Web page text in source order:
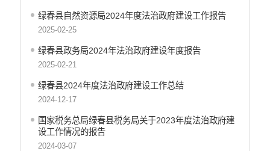
绿春县自然资源局2024年度法治政府建设工作报告
2025-02-25
绿春县政务局2024年法治政府建设年度报告
2025-02-21
绿春县2024年度法治政府建设工作总结
2024-12-17
国家税务总局绿春县税务局关于2023年度法治政府建
设工作情况的报告
2024-03-07